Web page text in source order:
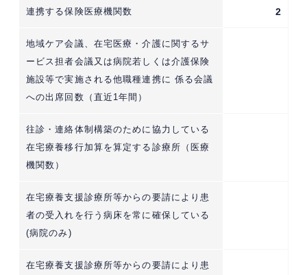
連携する保険医療機関数 2
地域ケア会議、在宅医療・介護に関するサ
ービス担者会議又は病院若しくは介護保険
施設等で実施される他職種連携に 係る会議
への出席回数（直近1年間）
往診・連絡体制構築のために協力している
在宅療養移行加算を算定する診療所（医療
機関数）
在宅療養支援診療所等からの要請により患
者の受入れを行う病床を常に確保している
(病院のみ)
在宅療養支援診療所等からの要請により患